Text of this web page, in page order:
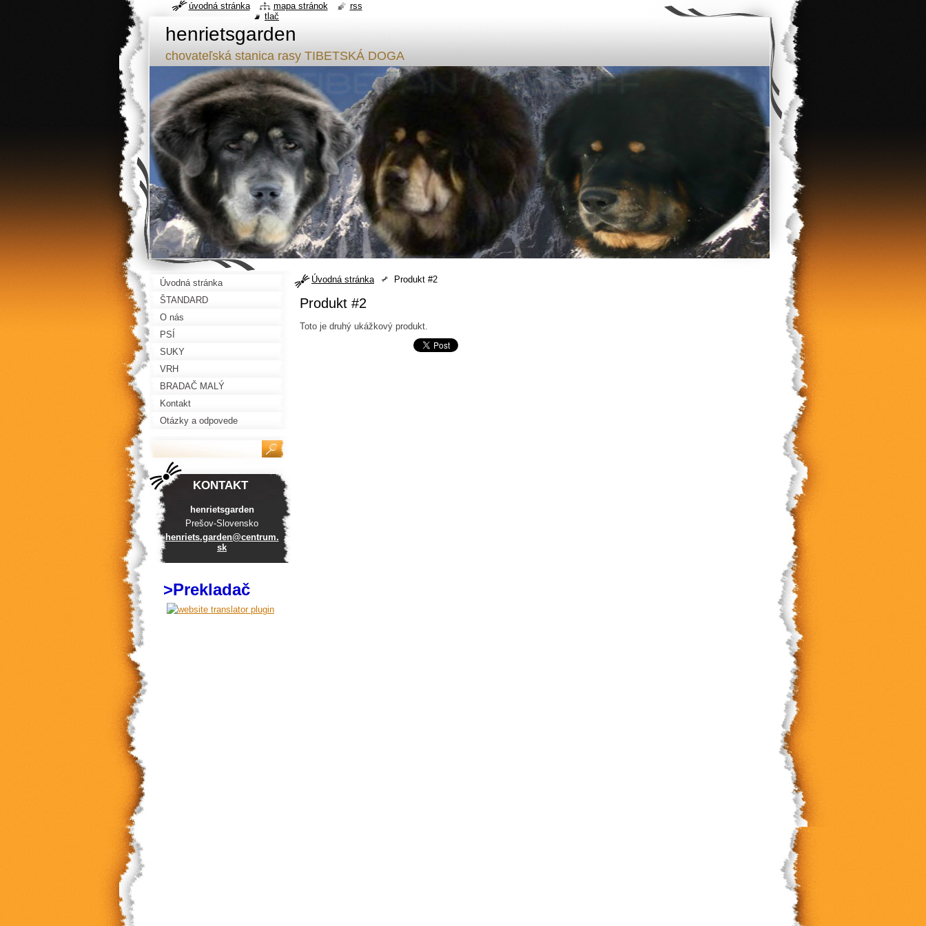
henrietsgarden
chovateľská stanica rasy TIBETSKÁ DOGA
Úvodná stránka Produkt #2
Produkt #2
Toto je druhý ukážkový produkt.
Úvodná stránka
ŠTANDARD
O nás
PSÍ
SUKY
VRH
BRADAČ MALÝ
Kontakt
Otázky a odpovede
KONTAKT
henrietsgarden
Prešov-Slovensko
henriets.garden@centrum.
sk
>Prekladač
úvodná stránka mapa stránok
rss
tlač